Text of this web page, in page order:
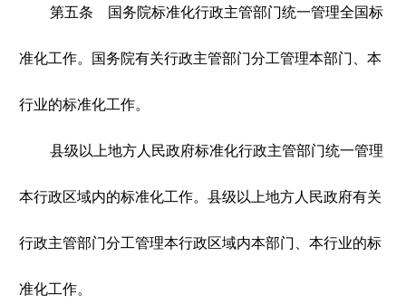
第五条 国务院标准化行政主管部门统一管理全国标
准化工作。国务院有关行政主管部门分工管理本部门、本
行业的标准化工作。
县级以上地方人民政府标准化行政主管部门统一管理
本行政区域内的标准化工作。县级以上地方人民政府有关
行政主管部门分工管理本行政区域内本部门、本行业的标
准化工作。